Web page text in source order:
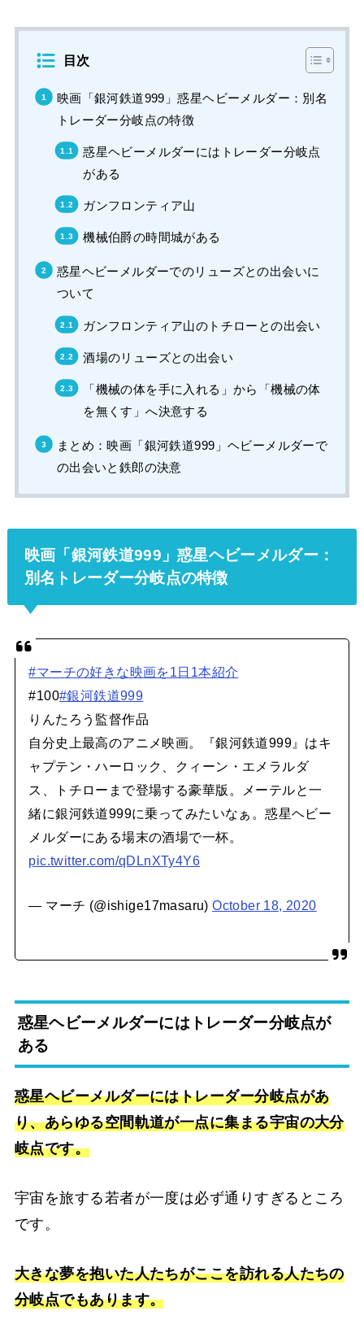
目次
映画「銀河鉄道999」惑星ヘビーメルダー：別名
トレーダー分岐点の特徴
惑星ヘビーメルダーにはトレーダー分岐点
がある
ガンフロンティア山
機械伯爵の時間城がある
惑星ヘビーメルダーでのリューズとの出会いに
ついて
ガンフロンティア山のトチローとの出会い
酒場のリューズとの出会い
「機械の体を手に入れる」から「機械の体
を無くす」へ決意する
まとめ：映画「銀河鉄道999」ヘビーメルダーで
の出会いと鉄郎の決意
映画「銀河鉄道999」惑星ヘビーメルダー：
別名トレーダー分岐点の特徴
#マーチの好きな映画を1日1本紹介
#100#銀河鉄道999
りんたろう監督作品
自分史上最高のアニメ映画。『銀河鉄道999』はキ
ャプテン・ハーロック、クィーン・エメラルダ
ス、トチローまで登場する豪華版。メーテルと一
緒に銀河鉄道999に乗ってみたいなぁ。惑星ヘビー
メルダーにある場末の酒場で一杯。
pic.twitter.com/qDLnXTy4Y6
— マーチ (@ishige17masaru)October 18, 2020
惑星ヘビーメルダーにはトレーダー分岐点が
ある
惑星ヘビーメルダーにはトレーダー分岐点があ
り、あらゆる空間軌道が一点に集まる宇宙の大分
岐点です。
宇宙を旅する若者が一度は必ず通りすぎるところ
です。
大きな夢を抱いた人たちがここを訪れる人たちの
分岐点でもあります。